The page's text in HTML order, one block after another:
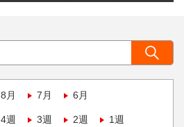
8月 7月 6月
4週 3週 2週 1週